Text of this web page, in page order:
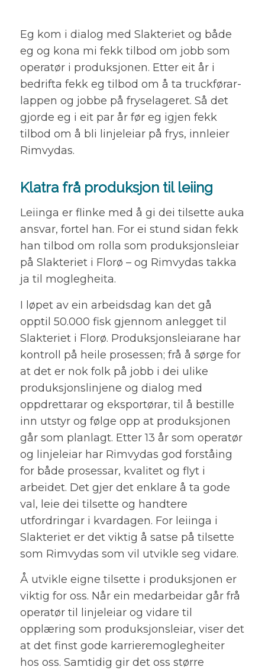
Eg kom i dialog med Slakteriet og både
eg og kona mi fekk tilbod om jobb som
operatør i produksjonen. Etter eit år i
bedrifta fekk eg tilbod om å ta truckførar-
lappen og jobbe på fryselageret. Så det
gjorde eg i eit par år før eg igjen fekk
tilbod om å bli linjeleiar på frys, innleier
Rimvydas.
Klatra frå produksjon til leiing
Leiinga er flinke med å gi dei tilsette auka
ansvar, fortel han. For ei stund sidan fekk
han tilbod om rolla som produksjonsleiar
på Slakteriet i Florø – og Rimvydas takka
ja til moglegheita.
I løpet av ein arbeidsdag kan det gå
opptil 50.000 fisk gjennom anlegget til
Slakteriet i Florø. Produksjonsleiarane har
kontroll på heile prosessen; frå å sørge for
at det er nok folk på jobb i dei ulike
produksjonslinjene og dialog med
oppdrettarar og eksportørar, til å bestille
inn utstyr og følge opp at produksjonen
går som planlagt. Etter 13 år som operatør
og linjeleiar har Rimvydas god forståing
for både prosessar, kvalitet og flyt i
arbeidet. Det gjer det enklare å ta gode
val, leie dei tilsette og handtere
utfordringar i kvardagen. For leiinga i
Slakteriet er det viktig å satse på tilsette
som Rimvydas som vil utvikle seg vidare.
Å utvikle eigne tilsette i produksjonen er
viktig for oss. Når ein medarbeidar går frå
operatør til linjeleiar og vidare til
opplæring som produksjonsleiar, viser det
at det finst gode karrieremoglegheiter
hos oss. Samtidig gir det oss større